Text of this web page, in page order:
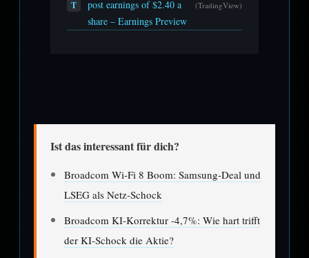
T
post earnings of $2.40 a
share – Earnings Preview
(TradingView)
Ist das interessant für dich?
Broadcom Wi-Fi 8 Boom: Samsung-Deal und
LSEG als Netz-Schock
Broadcom KI-Korrektur -4,7%: Wie hart trifft
der KI-Schock die Aktie?